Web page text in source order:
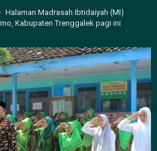
Halaman Madrasah Ibtidaiyah (MI)
Kabupaten Trenggalek pagi ini